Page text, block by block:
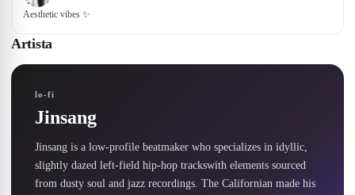
Aesthetic vibes ✨
Artista
lo-fi
Jinsang
Jinsang is a low-profile beatmaker who specializes in idyllic,
slightly dazed left-field hip-hop trackswith elements sourced
from dusty soul and jazz recordings. The Californian made his